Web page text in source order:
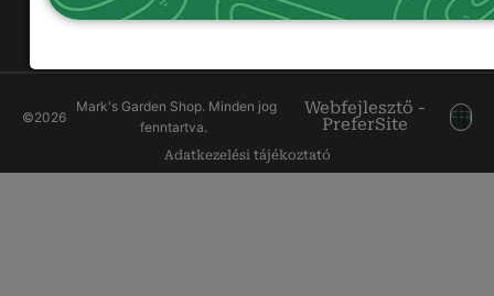
©2026
Mark's Garden Shop. Minden jog
fenntartva.
Webfejlesztő -
PreferSite
Adatkezelési tájékoztató